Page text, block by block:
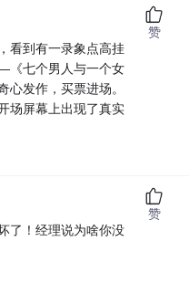
看到有一录象点高挂
《七个男人与一个女
心发作，买票进场。
场屏幕上出现了真实
赞
了！经理说为啥你没
赞